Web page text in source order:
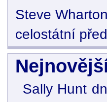
Steve Wharton
celostátní
Sally Hunt